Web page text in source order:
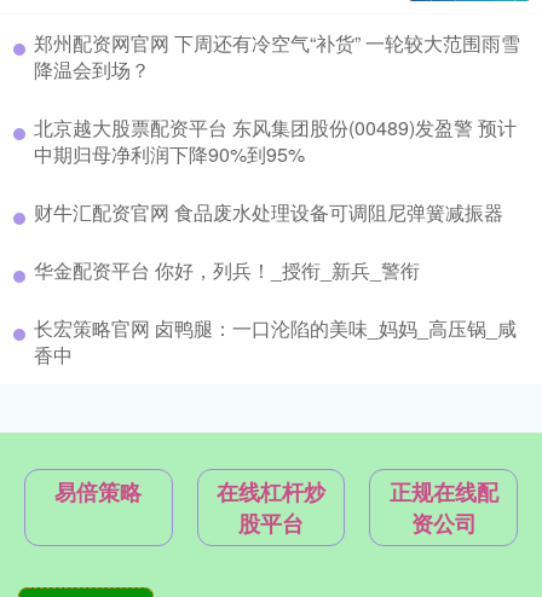
郑州配资网官网 下周还有冷空气“补货” 一轮较大范围雨雪
降温会到场？
北京越大股票配资平台 东风集团股份(00489)发盈警 预计
中期归母净利润下降90%到95%
财牛汇配资官网 食品废水处理设备可调阻尼弹簧减振器
华金配资平台 你好，列兵！_授衔_新兵_警衔
长宏策略官网 卤鸭腿：一口沦陷的美味_妈妈_高压锅_咸
香中
易倍策略
在线杠杆炒
股平台
正规在线配
资公司